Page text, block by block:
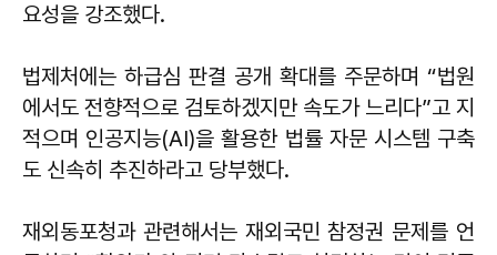
요성을 강조했다.
법제처에는 하급심 판결 공개 확대를 주문하며 “법원
에서도 전향적으로 검토하겠지만 속도가 느리다”고 지
적으며 인공지능(AI)을 활용한 법률 자문 시스템 구축
도 신속히 추진하라고 당부했다.
재외동포청과 관련해서는 재외국민 참정권 문제를 언